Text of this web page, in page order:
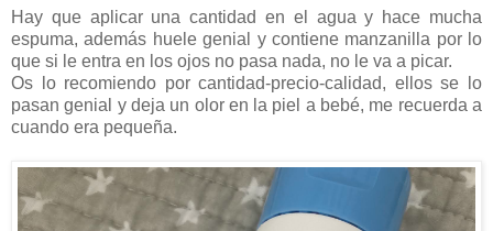
Hay que aplicar una cantidad en el agua y hace mucha
espuma, además huele genial y contiene manzanilla por lo
que si le entra en los ojos no pasa nada, no le va a picar.
Os lo recomiendo por cantidad-precio-calidad, ellos se lo
pasan genial y deja un olor en la piel a bebé, me recuerda a
cuando era pequeña.